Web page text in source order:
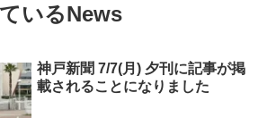
いるNews
神戸新聞 7/7(月) 夕刊に記事が掲
載されることになりました